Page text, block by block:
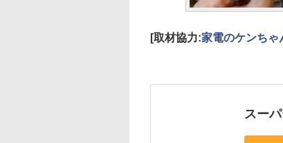
[取材協力:家電のケンちゃ
スー